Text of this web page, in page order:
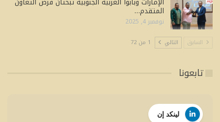
المتقدم…
نوفمبر 4, 2025
السابق التالي 1 من 72
تابعونا
لينكد إن